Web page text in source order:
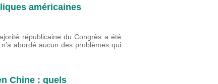
américaines
républicaine du Congrès a été
abordé aucun des problèmes qui
Chine : quels